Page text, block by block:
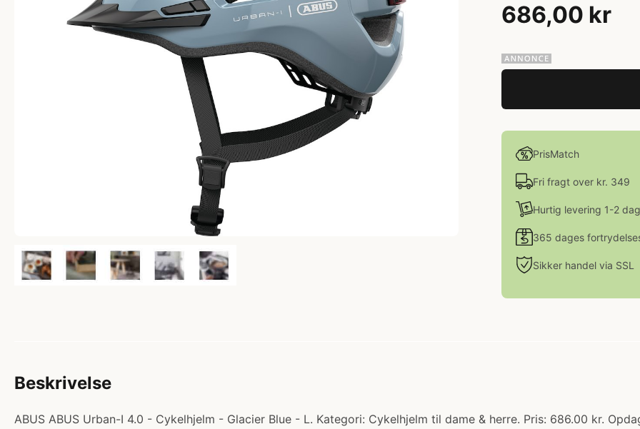
686,00 kr
PrisMatch
Fri fragt over kr. 349
Hurtig levering 1-2
365 dages
Sikker handel via SSL
Beskrivelse
ABUS ABUS Urban-I 4.0 - Cykelhjelm - Glacier Blue - L. Kategori: Cykelhjelm til dame & herre. Pris: 686.00 kr.